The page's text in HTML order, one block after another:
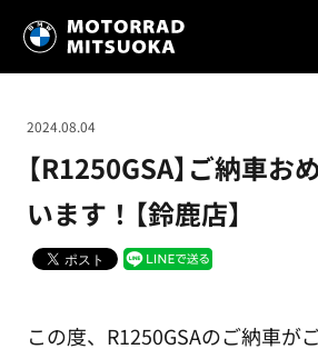
【R1250GSA】ご納車お
います！【鈴鹿店】
2024.08.04
この度、R1250GSAのご納車が